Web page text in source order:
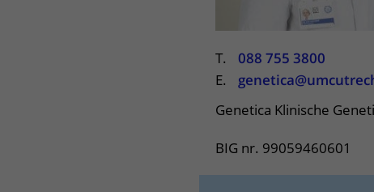
T.
088 755 3800
E.
Genetica Klinische
BIG nr. 99059460601